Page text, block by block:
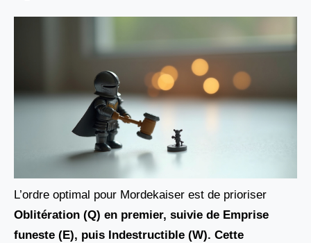
L’ordre optimal pour Mordekaiser est de prioriser
Oblitération (Q) en premier, suivie de Emprise
funeste (E), puis Indestructible (W). Cette